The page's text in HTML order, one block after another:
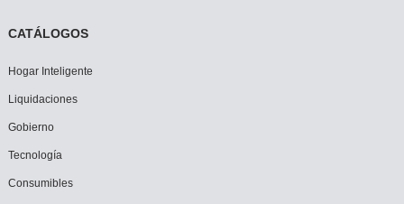
CATÁLOGOS
Hogar Inteligente
Liquidaciones
Gobierno
Tecnología
Consumibles